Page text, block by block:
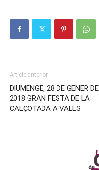
Article anterior
DIUMENGE, 28 DE GENER DE
2018 GRAN FESTA DE LA
CALÇOTADA A VALLS